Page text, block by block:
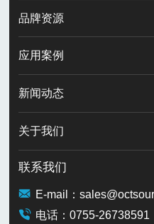
品牌资源
应用案例
新闻动态
关于我们
联系我们
E-mail：
电话：0755-26738591